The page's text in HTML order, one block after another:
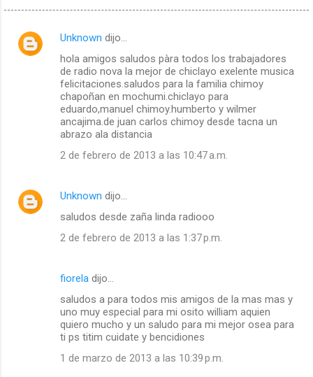
C
i
o
Unknown dijo…
hola amigos saludos pàra todos los trabajadores
de radio nova la mejor de chiclayo exelente musica
felicitaciones.saludos para la familia chimoy
chapoñan en mochumi.chiclayo para
eduardo,manuel chimoy.humberto y wilmer
ancajima.de juan carlos chimoy desde tacna un
abrazo ala distancia
2 de febrero de 2013 a las 10:47 a.m.
Unknown dijo…
saludos desde zaña linda radiooo
2 de febrero de 2013 a las 1:37 p.m.
fiorela dijo…
saludos a para todos mis amigos de la mas mas y
uno muy especial para mi osito william aquien
quiero mucho y un saludo para mi mejor osea para
ti ps titim cuidate y bencidiones
1 de marzo de 2013 a las 10:39 p.m.